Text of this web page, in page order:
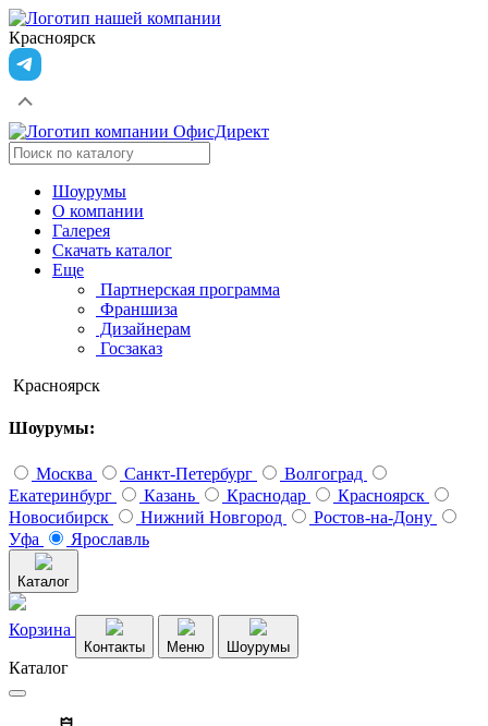
Красноярск
Шоурумы
О компании
Галерея
Скачать каталог
Еще
Партнерская программа
Франшиза
Дизайнерам
Госзаказ
Красноярск
Шоурумы:
Москва Санкт-Петербург
Волгоград
Екатеринбург
Казань Краснодар
Красноярск
Новосибирск
Нижний Новгород
Ростов-на-Дону
Уфа
Ярославль
Каталог
Корзина
Контакты Меню Шоурумы
Каталог